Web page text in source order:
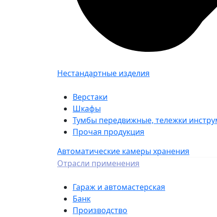
Нестандартные изделия
Верстаки
Шкафы
Тумбы передвижные, тележки
Прочая продукция
Автоматические камеры хранения
Отрасли применения
Гараж и автомастерская
Банк
Производство